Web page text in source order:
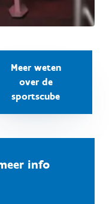
Meer weten
over de
sportscube
info